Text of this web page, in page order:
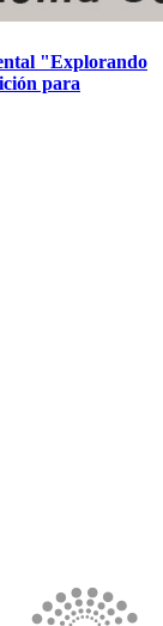
"Explorando
para